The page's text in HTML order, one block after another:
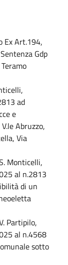
Ex Art.194,
Gdp
ad
e
Abruzzo,
Via
Monticelli,
al n.2813
di un
Partipilo,
al n.4568
sotto